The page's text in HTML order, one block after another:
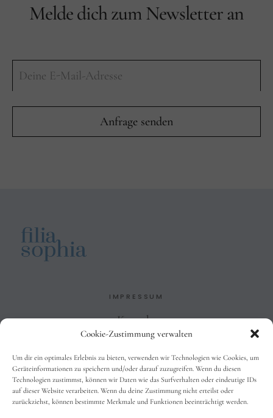
Cookie-Zustimmung verwalten
Um dir ein optimales Erlebnis zu bieten, verwenden wir Technologien wie Cookies, um
Geräteinformationen zu speichern und/oder darauf zuzugreifen. Wenn du diesen
Technologien zustimmst, können wir Daten wie das Surfverhalten oder eindeutige IDs
auf dieser Website verarbeiten. Wenn du deine Zustimmung nicht erteilst oder
zurückziehst, können bestimmte Merkmale und Funktionen beeinträchtigt werden.
Melde dich zum Newsletter an
IMPRESSUM
Kontakt
Impressum
Datenschutzbelehrung
AGB
SOCIALS